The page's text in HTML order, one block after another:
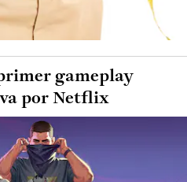
gameplay
por Netflix